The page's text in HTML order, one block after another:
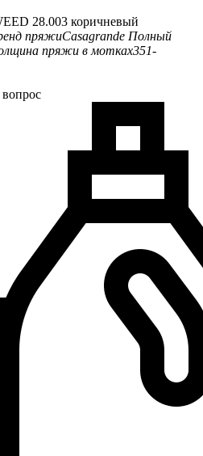
28.003 коричневый
пряжиCasagrande Полный
пряжи в мотках351-
вопрос